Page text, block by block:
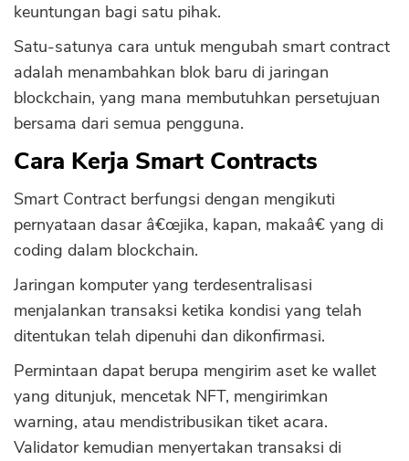
keuntungan bagi satu pihak.
Satu-satunya cara untuk mengubah smart contract
adalah menambahkan blok baru di jaringan
blockchain, yang mana membutuhkan persetujuan
bersama dari semua pengguna.
Cara Kerja Smart Contracts
Smart Contract berfungsi dengan mengikuti
pernyataan dasar â€œjika, kapan, makaâ€ yang di
coding dalam blockchain.
Jaringan komputer yang terdesentralisasi
menjalankan transaksi ketika kondisi yang telah
ditentukan telah dipenuhi dan dikonfirmasi.
Permintaan dapat berupa mengirim aset ke wallet
yang ditunjuk, mencetak NFT, mengirimkan
warning, atau mendistribusikan tiket acara.
Validator kemudian menyertakan transaksi di